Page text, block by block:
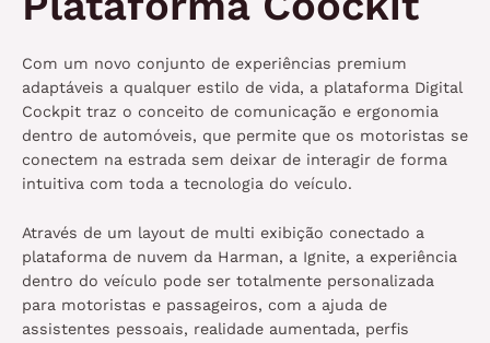
Com um novo conjunto de experiências premium
adaptáveis a qualquer estilo de vida, a plataforma Digital
Cockpit traz o conceito de comunicação e ergonomia
dentro de automóveis, que permite que os motoristas se
conectem na estrada sem deixar de interagir de forma
intuitiva com toda a tecnologia do veículo.
Através de um layout de multi exibição conectado a
plataforma de nuvem da Harman, a Ignite, a experiência
dentro do veículo pode ser totalmente personalizada
para motoristas e passageiros, com a ajuda de
assistentes pessoais, realidade aumentada, perfis